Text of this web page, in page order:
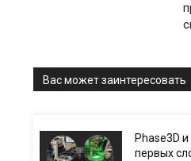
Вас может заинтересовать
Phase3D
первых